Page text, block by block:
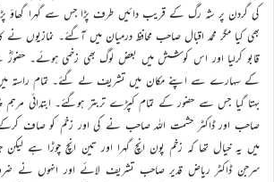
کی گردن پر شہ رگ کے قریب دائیں طرف پڑا جس سے گہرا گھاؤ پڑ
بھی کیا مگر محمد اقبال صاحب محافظ درمیان میں آگئے۔ نمازیوں نے
قابو کرلیا اور اس کوشش میں بعض لوگ بھی زخمی ہوئے۔ حضورؓ
کے سہارے سے اپنے مکان میں تشریف لے گئے۔ تمام راستہ
بہتا گیا جس سے حضور کے تمام کپڑے تربتر ہوگئے۔ ابتدائی مرہم پٹی
صاحب اور ڈاکٹر حشمت اللہ صاحب نے کی اور زخم کو صاف کرکے
میں یہ خیال تھا کہ زخم پون انچ گہرا اور تین انچ چوڑا ہے
سرجن ڈاکٹر ریاض قدیر صاحب تشریف لائے اور انہوں نے